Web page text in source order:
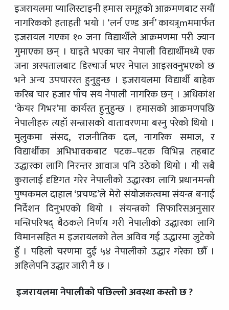
इजरायलमा प्यालिस्टाइनी हमास समूहको आक्रमणबाट सयौं
नागरिकको हताहती भयो । ‘लर्न एण्ड अर्न’ कायत्र्रmममार्फत
इजरायल गएका १० जना विद्यार्थीले आक्रमणमा परी ज्यान
गुमाएका छन् । घाइते भएका चार नेपाली विद्यार्थीमध्ये एक
जना अस्पतालबाट डिस्चार्ज भएर नेपाल आइसक्नुभएको छ
भने अन्य उपचाररत हुनुहुन्छ । इजरायलमा विद्यार्थी बाहेक
करिब चार हजार पाँच सय नेपाली नागरिक छन् । अधिकांश
‘केयर गिभर’मा कार्यरत हुनुहुन्छ । हमासको आक्रमणपछि
नेपालीहरु त्यहाँ सन्त्रासको वातावरणमा बस्नु परेको थियो ।
मुलुकमा संसद, राजनीतिक दल, नागरिक समाज, र
विद्यार्थीका अभिभावकबाट पटक–पटक विभिन्न तहबाट
उद्धारका लागि निरन्तर आवाज पनि उठेको थियो । यी सबै
कुरालाई दृष्टिगत गरेर नेपालीको उद्धारका लागि प्रधानमन्त्री
पुष्पकमल दाहाल ‘प्रचण्ड’ले मेरो संयोजकत्वमा संयन्त्र बनाई
निर्देशन दिनुभएको थियो । संयन्त्रको सिफारिसअनुसार
मन्त्रिपरिषद् बैठकले निर्णय गरी नेपालीको उद्धारका लागि
विमानसहित म इजरायलको तेल अविव गई उद्धारमा जुटेको
हुँ । पहिलो चरणमा दुई ५४ नेपालीको उद्धार गरेका छौँ ।
अहिलेपनि उद्धार जारी नै छ ।
इजरायलमा नेपालीको पछिल्लो अवस्था कस्तो छ ?